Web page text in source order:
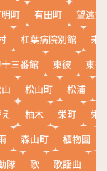
町 有田町
望遠鏡
杠葉病院別館
来
三番館 東彼
東彼
松山町 松浦
柚木 栄町
栄
森山町 植物園
隊 歌 歌謡曲